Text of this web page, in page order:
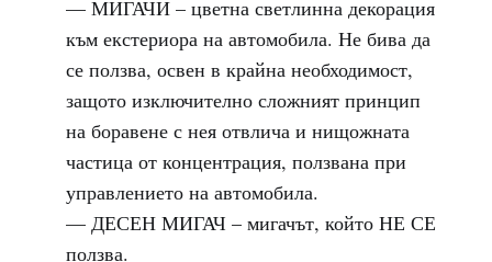
— МИГАЧИ – цветна светлинна декорация
към екстериора на автомобила. Не бива да
се ползва, освен в крайна необходимост,
защото изключително сложният принцип
на боравене с нея отвлича и нищожната
частица от концентрация, ползвана при
управлението на автомобила.
— ДЕСЕН МИГАЧ – мигачът, който НЕ СЕ
ползва.